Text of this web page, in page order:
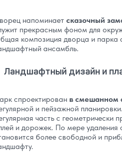
напоминает сказочный
прекрасным фоном для
композиция дворца и парка
ансамбль.
Ландшафтный дизайн и
спроектирован в смешанном
и пейзажной
часть с геометрически
и дорожек. По мере удаления
более свободной и